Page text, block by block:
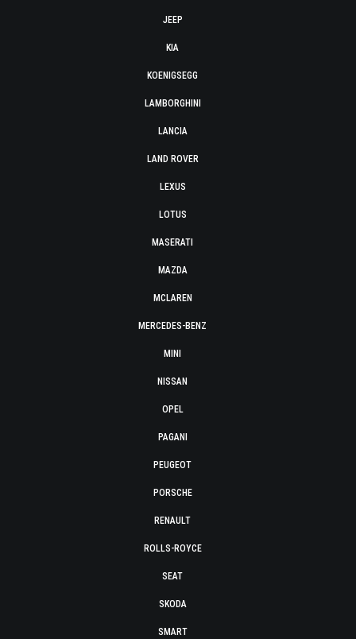
JEEP
KIA
KOENIGSEGG
LAMBORGHINI
LANCIA
LAND ROVER
LEXUS
LOTUS
MASERATI
MAZDA
MCLAREN
MERCEDES-BENZ
MINI
NISSAN
OPEL
PAGANI
PEUGEOT
PORSCHE
RENAULT
ROLLS-ROYCE
SEAT
SKODA
SMART